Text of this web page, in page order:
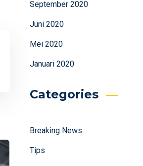
September 2020
Juni 2020
Mei 2020
Januari 2020
Categories
Breaking News
Tips